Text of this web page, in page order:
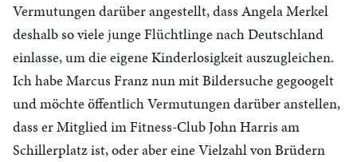
Vermutungen darüber angestellt, dass Angela Merkel
deshalb so viele junge Flüchtlinge nach Deutschland
einlasse, um die eigene Kinderlosigkeit auszugleichen.
Ich habe Marcus Franz nun mit Bildersuche gegoogelt
und möchte öffentlich Vermutungen darüber anstellen,
dass er Mitglied im Fitness-Club John Harris am
Schillerplatz ist, oder aber eine Vielzahl von Brüdern